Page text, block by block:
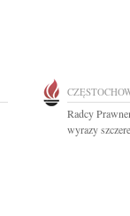
Radcy
wyrazy